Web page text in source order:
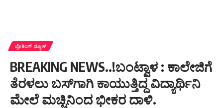
ಬ್ರೇಕಿಂಗ್ ನ್ಯೂಸ್
BREAKING NEWS..!ಬಂಟ್ವಾಳ : ಕಾಲೇಜಿಗೆ
ತೆರಳಲು ಬಸ್‌ಗಾಗಿ ಕಾಯುತ್ತಿದ್ದ ವಿದ್ಯಾರ್ಥಿನಿ
ಮೇಲೆ ಮಚ್ಚಿನಿಂದ ಭೀಕರ ದಾಳಿ.